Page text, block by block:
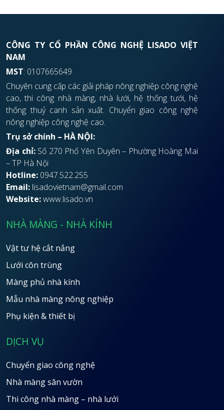
CÔNG TY CỔ PHẦN CÔNG NGHỆ LISADO VIỆT
NAM
MST: 0107665649
Chuyên cung cấp các giải pháp nông nghiệp công nghệ
cao, thi công nhà màng, nhà lưới, hệ thống tưới, hệ
thống thuỷ canh sản xuất. Chuyển giao công nghệ
nông nghiệp công nghệ cao.
Trụ sở chính – HÀ NỘI:
Địa chỉ:Số 270 Phố Yên Duyên – Phường Hoàng Mai
– TP Hà Nội
Hotline: 0947.522.255
Email: lisadovietnam@gmail.com
Website:www.lisado.vn
NHÀ MÀNG - NHÀ KÍNH
Vật tư hệ cắt nắng
Lưới côn trùng
Màng phủ nhà kính
Mẫu nhà màng nông nghiệp
Phụ kiện & thiết bị
DỊCH VỤ
Chuyển giao công nghệ
Nhà màng sân vườn
Thi công nhà màng – nhà lưới